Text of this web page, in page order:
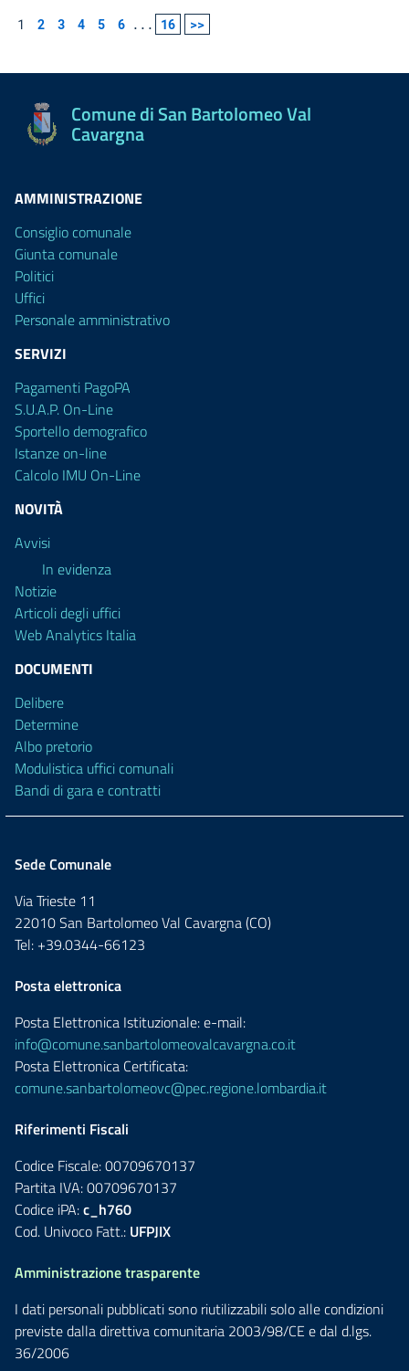
1 2 3 4 5 6 ... 16 >>
Comune di San Bartolomeo Val
Cavargna
AMMINISTRAZIONE
Consiglio comunale
Giunta comunale
Politici
Uffici
Personale amministrativo
SERVIZI
Pagamenti PagoPA
S.U.A.P. On-Line
Sportello demografico
Istanze on-line
Calcolo IMU On-Line
NOVITÀ
Avvisi
In evidenza
Notizie
Articoli degli uffici
Web Analytics Italia
DOCUMENTI
Delibere
Determine
Albo pretorio
Modulistica uffici comunali
Bandi di gara e contratti
Sede Comunale
Via Trieste 11
22010 San Bartolomeo Val Cavargna (CO)
Tel: +39.0344-66123
Posta elettronica
Posta Elettronica Istituzionale: e-mail:
info@comune.sanbartolomeovalcavargna.co.it
Posta Elettronica Certificata:
comune.sanbartolomeovc@pec.regione.lombardia.it
Riferimenti Fiscali
Codice Fiscale: 00709670137
Partita IVA: 00709670137
Codice iPA:c_h760
Cod. Univoco Fatt.: UFPJIX
Amministrazione trasparente
I dati personali pubblicati sono riutilizzabili solo alle condizioni
previste dalla direttiva comunitaria 2003/98/CE e dal d.lgs.
36/2006